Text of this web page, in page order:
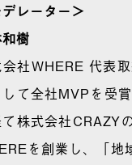
レーター＞
樹
社WHERE 代表
て全社MVPを受賞
て株式会社CRAZY
を創業し、「地